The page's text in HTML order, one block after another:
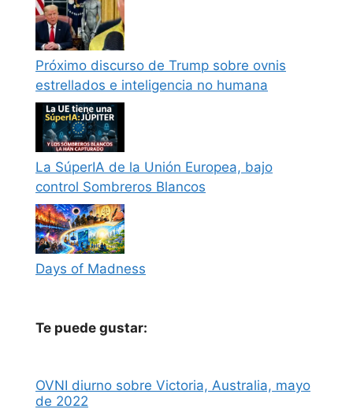
Próximo discurso de Trump sobre ovnis
estrellados e inteligencia no humana
La SúperIA de la Unión Europea, bajo
control Sombreros Blancos
Days of Madness
Te puede gustar:
OVNI diurno sobre Victoria, Australia, mayo
de 2022